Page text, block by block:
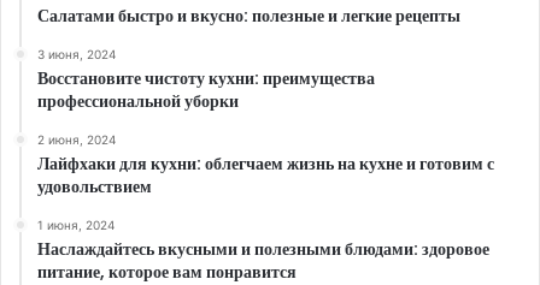
Салатами быстро и вкусно: полезные и легкие рецепты
3 июня, 2024
Восстановите чистоту кухни: преимущества
профессиональной уборки
2 июня, 2024
Лайфхаки для кухни: облегчаем жизнь на кухне и готовим с
удовольствием
1 июня, 2024
Наслаждайтесь вкусными и полезными блюдами: здоровое
питание, которое вам понравится